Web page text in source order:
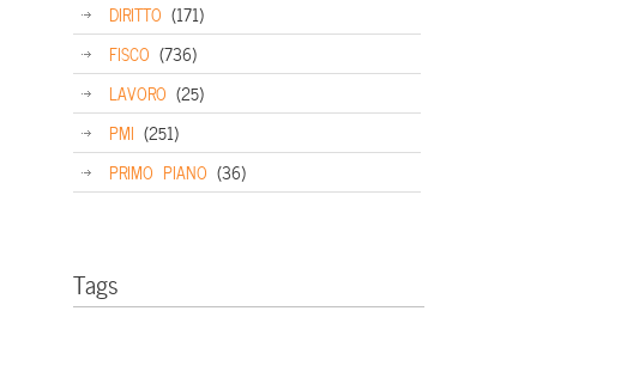
DIRITTO (171)
FISCO (736)
LAVORO (25)
PMI (251)
PRIMO PIANO (36)
Tags